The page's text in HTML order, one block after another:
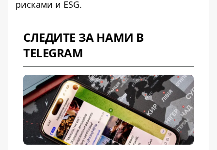
рисками и ESG.
СЛЕДИТЕ ЗА НАМИ В
TELEGRAM